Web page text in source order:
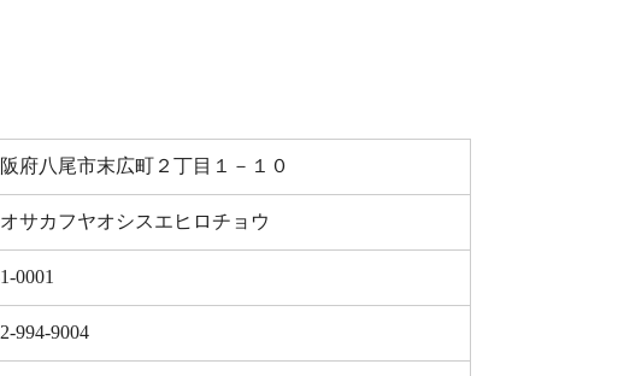
府八尾市末広町２丁目１－１０
サカフヤオシスエヒロチョウ
0001
994-9004